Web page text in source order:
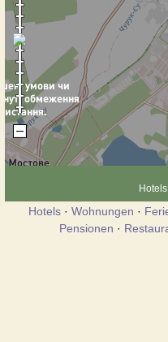
Hotels · Wohnungen ·
Pensionen ·